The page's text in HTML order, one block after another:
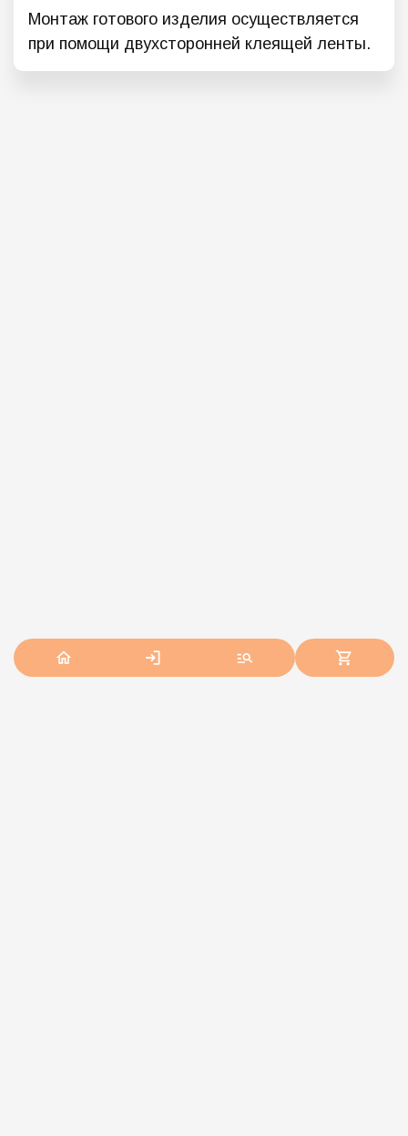
Монтаж готового изделия осуществляется
при помощи двухсторонней клеящей ленты.